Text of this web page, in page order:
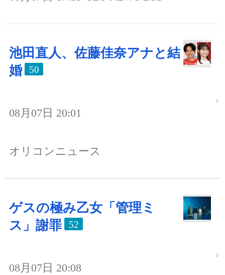
池田直人、佐藤佳奈アナと結
婚
50
08月07日 20:01
オリコンニュース
ゲスの極み乙女「管理ミ
ス」謝罪
52
08月07日 20:08